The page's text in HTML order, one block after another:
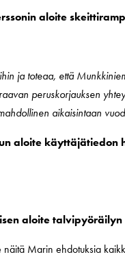
aloite
ja toteaa, että
peruskorjauksen
aikaisintaan
aloite käyttäjätiedon
aloite talvipyöräilyn
Marin ehdotuksia